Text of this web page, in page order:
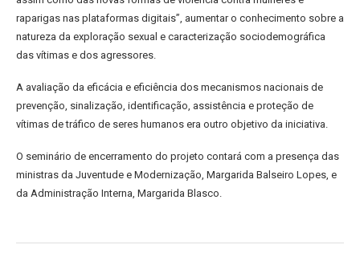
raparigas nas plataformas digitais”, aumentar o conhecimento sobre a
natureza da exploração sexual e caracterização sociodemográfica
das vítimas e dos agressores.
A avaliação da eficácia e eficiência dos mecanismos nacionais de
prevenção, sinalização, identificação, assistência e proteção de
vítimas de tráfico de seres humanos era outro objetivo da iniciativa.
O seminário de encerramento do projeto contará com a presença das
ministras da Juventude e Modernização, Margarida Balseiro Lopes, e
da Administração Interna, Margarida Blasco.